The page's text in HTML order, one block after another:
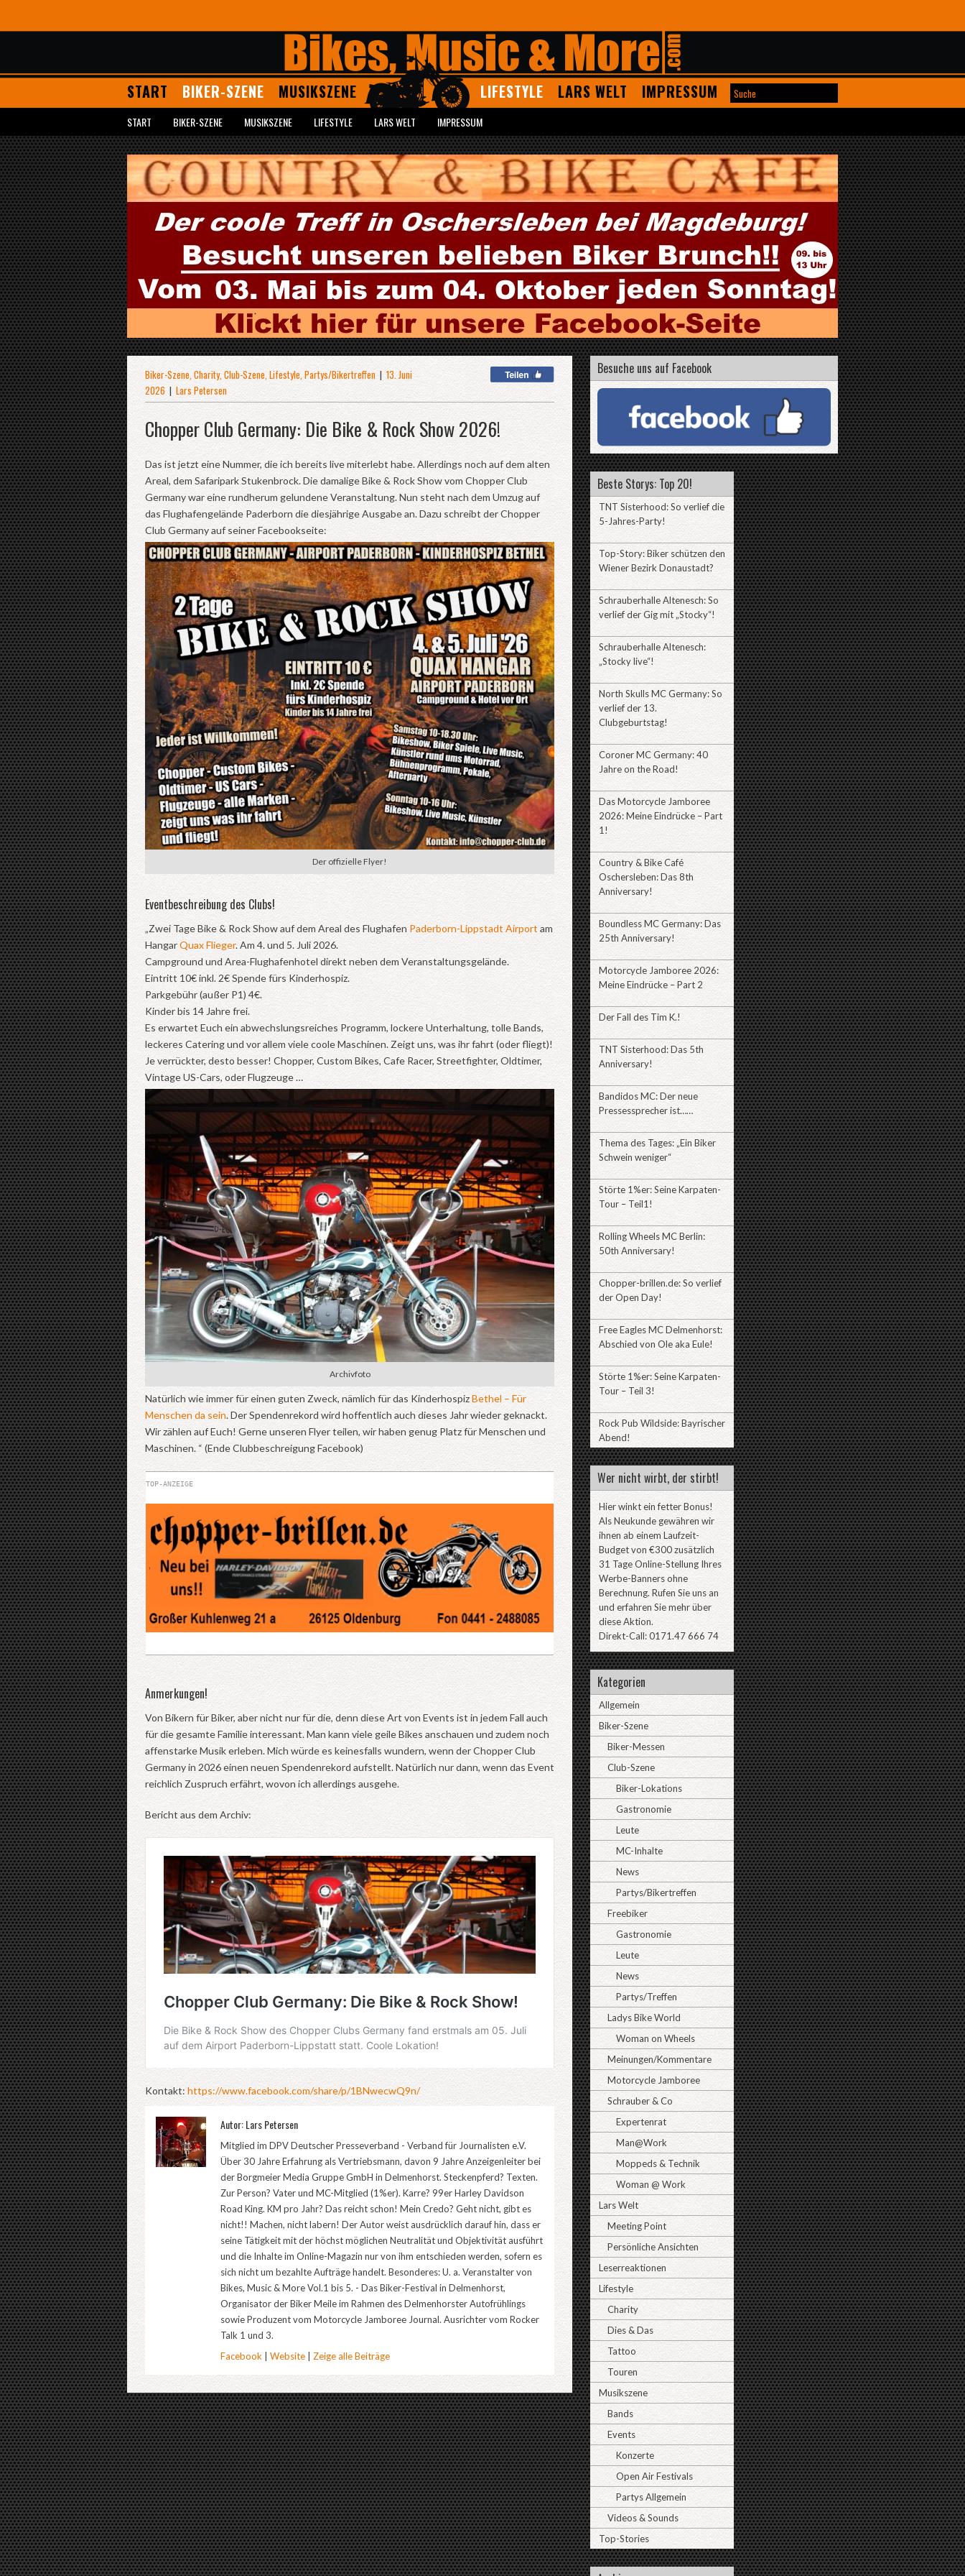
START BIKER-SZENE MUSIKSZENE LIFESTYLE LARS WELT IMPRESSUM
START BIKER-SZENE MUSIKSZENE LIFESTYLE LARS WELT IMPRESSUM
Biker-Szene,Charity,Club-Szene,Lifestyle,Partys/Bikertreffen | 13. Juni
2026 | Lars Petersen
Chopper Club Germany: Die Bike & Rock Show 2026!
Das ist jetzt eine Nummer, die ich bereits live miterlebt habe. Allerdings noch auf dem alten
Areal, dem Safaripark Stukenbrock. Die damalige Bike & Rock Show vom Chopper Club
Germany war eine rundherum gelundene Veranstaltung. Nun steht nach dem Umzug auf
das Flughafengelände Paderborn die diesjährige Ausgabe an. Dazu schreibt der Chopper
Club Germany auf seiner Facebookseite:
Der offizielle Flyer!
Eventbeschreibung des Clubs!
„Zwei Tage Bike & Rock Show auf dem Areal des Flughafen Paderborn-Lippstadt Airportam
HangarQuax Flieger. Am 4. und 5. Juli 2026.
Campground und Area-Flughafenhotel direkt neben dem Veranstaltungsgelände.
Eintritt 10€ inkl. 2€ Spende fürs Kinderhospiz.
Parkgebühr (außer P1) 4€.
Kinder bis 14 Jahre frei.
Es erwartet Euch ein abwechslungsreiches Programm, lockere Unterhaltung, tolle Bands,
leckeres Catering und vor allem viele coole Maschinen. Zeigt uns, was ihr fahrt (oder fliegt)!
Je verrückter, desto besser! Chopper, Custom Bikes, Cafe Racer, Streetfighter, Oldtimer,
Vintage US-Cars, oder Flugzeuge …
Archivfoto
Natürlich wie immer für einen guten Zweck, nämlich für das KinderhospizBethel – Für
Menschen da sein. Der Spendenrekord wird hoffentlich auch dieses Jahr wieder geknackt.
Wir zählen auf Euch! Gerne unseren Flyer teilen, wir haben genug Platz für Menschen und
Maschinen. “ (Ende Clubbeschreigung Facebook)
TOP-ANZEIGE
Anmerkungen!
Von Bikern für Biker, aber nicht nur für die, denn diese Art von Events ist in jedem Fall auch
für die gesamte Familie interessant. Man kann viele geile Bikes anschauen und zudem noch
affenstarke Musik erleben. Mich würde es keinesfalls wundern, wenn der Chopper Club
Germany in 2026 einen neuen Spendenrekord aufstellt. Natürlich nur dann, wenn das Event
reichlich Zuspruch erfährt, wovon ich allerdings ausgehe.
Bericht aus dem Archiv:
Kontakt: https://www.facebook.com/share/p/1BNwecwQ9n/
Autor: Lars Petersen
Mitglied im DPV Deutscher Presseverband - Verband für Journalisten e.V.
Über 30 Jahre Erfahrung als Vertriebsmann, davon 9 Jahre Anzeigenleiter bei
der Borgmeier Media Gruppe GmbH in Delmenhorst. Steckenpferd? Texten.
Zur Person? Vater und MC-Mitglied (1%er). Karre? 99er Harley Davidson
Road King. KM pro Jahr? Das reicht schon! Mein Credo? Geht nicht, gibt es
nicht!! Machen, nicht labern! Der Autor weist ausdrücklich darauf hin, dass er
seine Tätigkeit mit der höchst möglichen Neutralität und Objektivität ausführt
und die Inhalte im Online-Magazin nur von ihm entschieden werden, sofern es
sich nicht um bezahlte Aufträge handelt. Besonderes: U. a. Veranstalter von
Bikes, Music & More Vol.1 bis 5. - Das Biker-Festival in Delmenhorst,
Organisator der Biker Meile im Rahmen des Delmenhorster Autofrühlings
sowie Produzent vom Motorcycle Jamboree Journal. Ausrichter vom Rocker
Talk 1 und 3.
Facebook
Website Zeige alle Beiträge
Besuche uns auf Facebook
Beste Storys: Top 20!
TNT Sisterhood: So verlief die
5-Jahres-Party!
Top-Story: Biker schützen den
Wiener Bezirk Donaustadt?
Schrauberhalle Altenesch: So
verlief der Gig mit „Stocky“!
Schrauberhalle Altenesch:
„Stocky live“!
North Skulls MC Germany: So
verlief der 13.
Clubgeburtstag!
Coroner MC Germany: 40
Jahre on the Road!
Das Motorcycle Jamboree
2026: Meine Eindrücke – Part
1!
Country & Bike Café
Oschersleben: Das 8th
Anniversary!
Boundless MC Germany: Das
25th Anniversary!
Motorcycle Jamboree 2026:
Meine Eindrücke – Part 2
Der Fall des Tim K.!
TNT Sisterhood: Das 5th
Anniversary!
Bandidos MC: Der neue
Pressessprecher ist……
Thema des Tages: „Ein Biker
Schwein weniger“
Störte 1%er: Seine Karpaten-
Tour – Teil1!
Rolling Wheels MC Berlin:
50th Anniversary!
Chopper-brillen.de: So verlief
der Open Day!
Free Eagles MC Delmenhorst:
Abschied von Ole aka Eule!
Störte 1%er: Seine Karpaten-
Tour – Teil 3!
Rock Pub Wildside: Bayrischer
Abend!
Wer nicht wirbt, der stirbt!
Hier winkt ein fetter Bonus!
Als Neukunde gewähren wir
ihnen ab einem Laufzeit-
Budget von €300 zusätzlich
31 Tage Online-Stellung Ihres
Werbe-Banners ohne
Berechnung. Rufen Sie uns an
und erfahren Sie mehr über
diese Aktion.
Direkt-Call: 0171.47 666 74
Kategorien
Allgemein
Biker-Szene
Biker-Messen
Club-Szene
Biker-Lokations
Gastronomie
Leute
MC-Inhalte
News
Partys/Bikertreffen
Freebiker
Gastronomie
Leute
News
Partys/Treffen
Ladys Bike World
Woman on Wheels
Meinungen/Kommentare
Motorcycle Jamboree
Schrauber & Co
Expertenrat
Man@Work
Moppeds & Technik
Woman @ Work
Lars Welt
Meeting Point
Persönliche Ansichten
Leserreaktionen
Lifestyle
Charity
Dies & Das
Tattoo
Touren
Musikszene
Bands
Events
Konzerte
Open Air Festivals
Partys Allgemein
Videos & Sounds
Top-Stories